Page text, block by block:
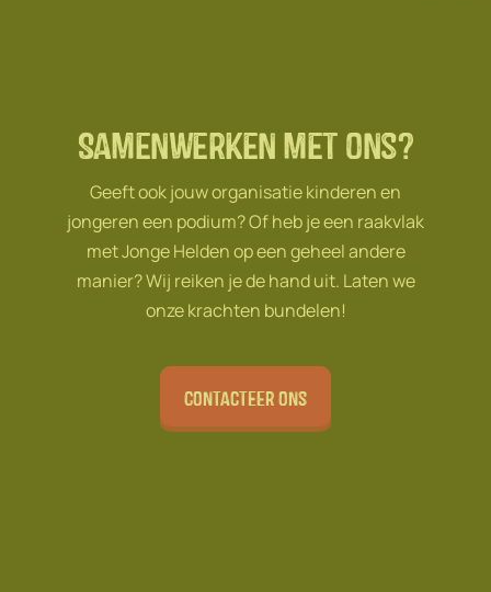
Samenwerken met ons?
Geeft ook jouw organisatie kinderen en
jongeren een podium? Of heb je een raakvlak
met Jonge Helden op een geheel andere
manier? Wij reiken je de hand uit. Laten we
onze krachten bundelen!
Contacteer ons